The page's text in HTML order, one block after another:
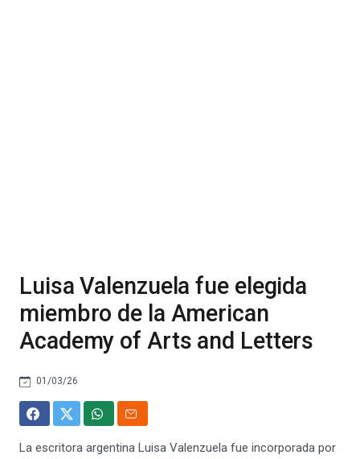
Luisa Valenzuela fue elegida
miembro de la American
Academy of Arts and Letters
01/03/26
La escritora argentina Luisa Valenzuela fue incorporada por